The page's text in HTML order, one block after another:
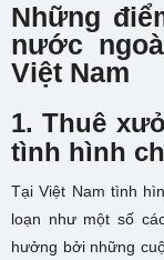
Những
nước
Việt Nam
1. Thuê
tình hình
Tại Việt Nam tình
loạn như một số
hưởng bởi những